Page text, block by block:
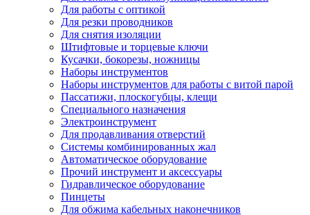
Для работы с оптикой
Для резки проводников
Для снятия изоляции
Штифтовые и торцевые ключи
Кусачки, бокорезы, ножницы
Наборы инструментов
Наборы инструментов для работы с витой парой
Пассатижи, плоскогубцы, клещи
Специального назначения
Электроинструмент
Для продавливания отверстий
Системы комбинированных жал
Автоматическое оборудование
Прочий инструмент и аксессуары
Гидравлическое оборудование
Пинцеты
Для обжима кабельных наконечников